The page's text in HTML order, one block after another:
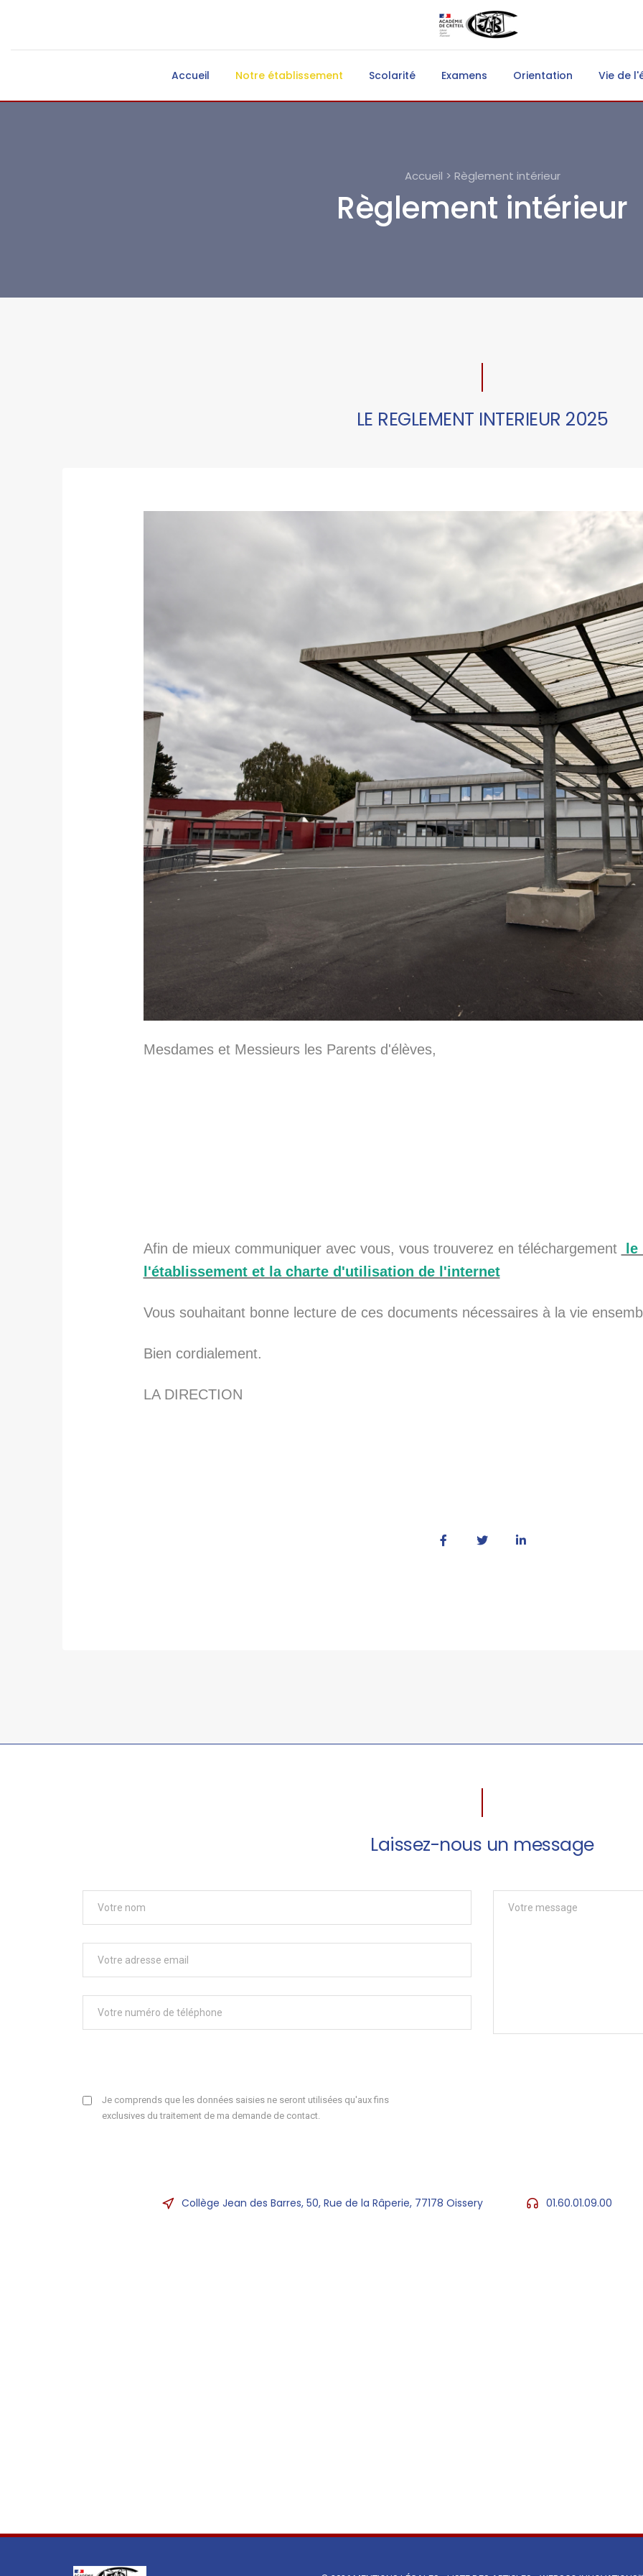
Accueil Notre établissement Scolarité Examens Orientation Vie de
Accueil > Règlement intérieur
Règlement intérieur
LE REGLEMENT INTERIEUR 2025
Mesdames et Messieurs les Parents d'élèves,
Afin de mieux communiquer avec vous, vous trouverez en téléchargement
l'établissement et la charte d'utilisation de l'internet
Vous souhaitant bonne lecture de ces documents nécessaires à la vie
Bien cordialement.
LA DIRECTION
Laissez-nous un message
Je comprends que les données saisies ne seront utilisées qu'aux fins
exclusives du traitement de ma demande de contact.
Collège Jean des Barres, 50, Rue de la Râperie, 77178 Oissery 01.60.01.09.00